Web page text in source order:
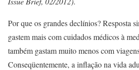
Por que os grandes declínios? Resposta
gastem mais com cuidados médicos à
também gastam muito menos com
Conseqüentemente, a inflação na vida